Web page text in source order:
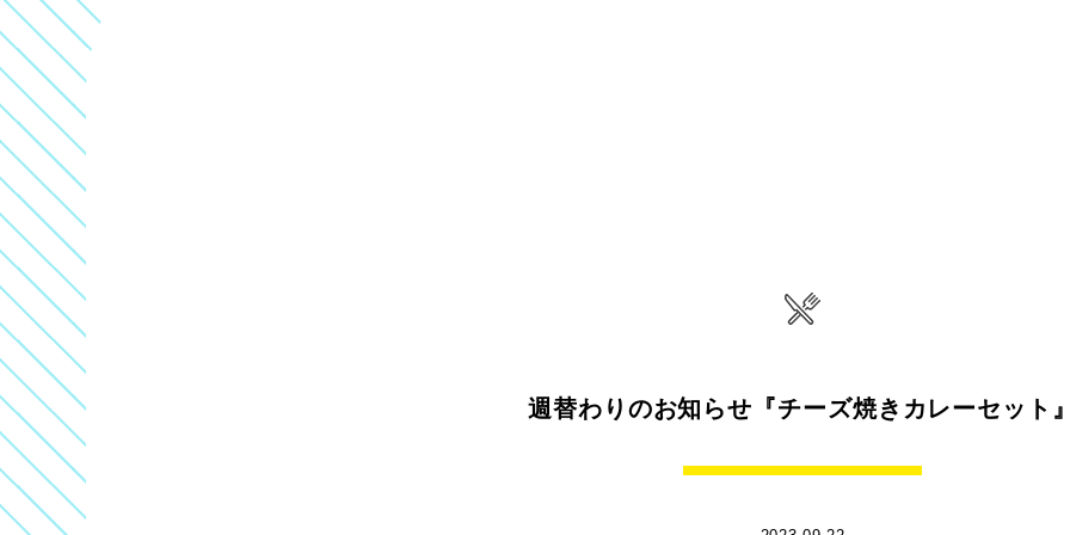
週替わりのお知らせ『チーズ焼きカレーセット